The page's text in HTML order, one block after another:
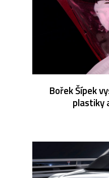
Bořek Šípek
plastiky